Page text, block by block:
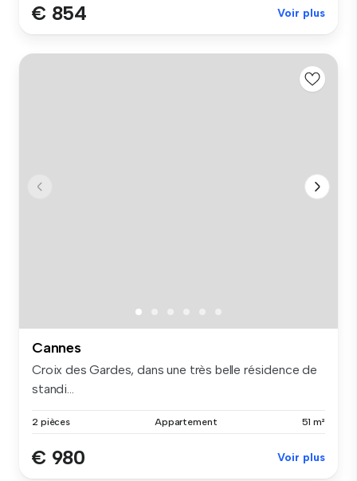
€ 854 Voir plus
Cannes
Croix des Gardes, dans une très belle résidence de
standi...
2 pièces Appartement 51 m²
€ 980 Voir plus